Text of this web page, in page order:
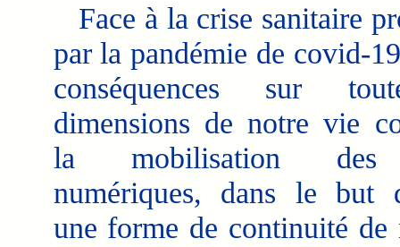
Face à la crise sanitaire
par la pandémie de covid-
conséquences sur
dimensions de notre vie
la mobilisation des
numériques, dans le but
une forme de continuité de